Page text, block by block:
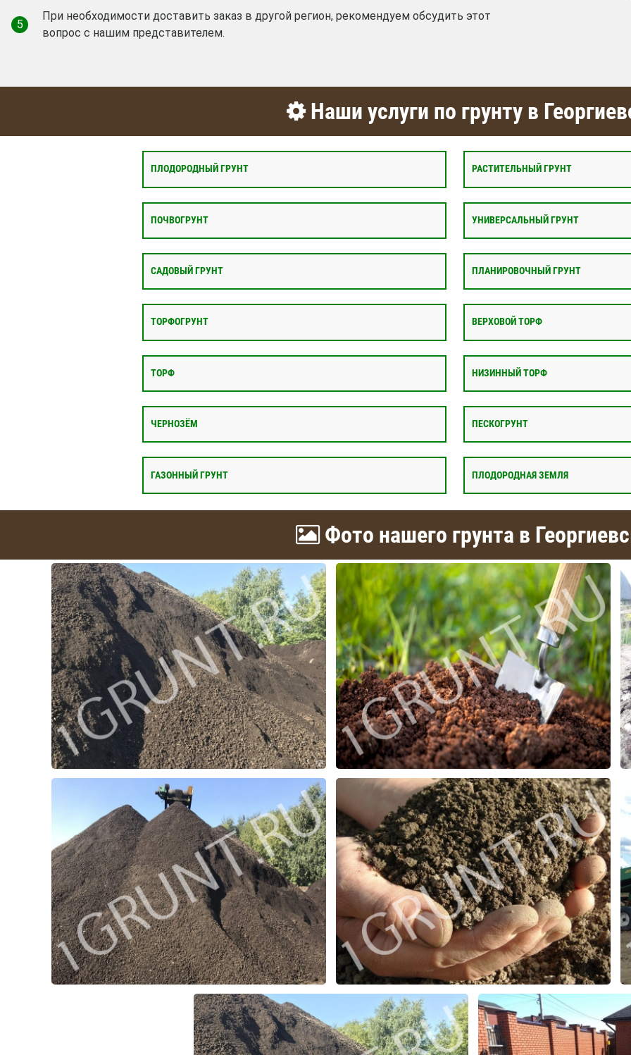
5
При необходимости доставить заказ в другой регион, рекомендуем обсудить этот
вопрос с нашим представителем.
Наши услуги по грунту в
ПЛОДОРОДНЫЙ ГРУНТ РАСТИТЕЛЬНЫЙ ГРУНТ
ПОЧВОГРУНТ УНИВЕРСАЛЬНЫЙ ГРУНТ
САДОВЫЙ ГРУНТ ПЛАНИРОВОЧНЫЙ ГРУНТ
ТОРФОГРУНТ ВЕРХОВОЙ ТОРФ
ТОРФ НИЗИННЫЙ ТОРФ
ЧЕРНОЗЁМ ПЕСКОГРУНТ
ГАЗОННЫЙ ГРУНТ ПЛОДОРОДНАЯ ЗЕМЛЯ
Фото нашего грунта в